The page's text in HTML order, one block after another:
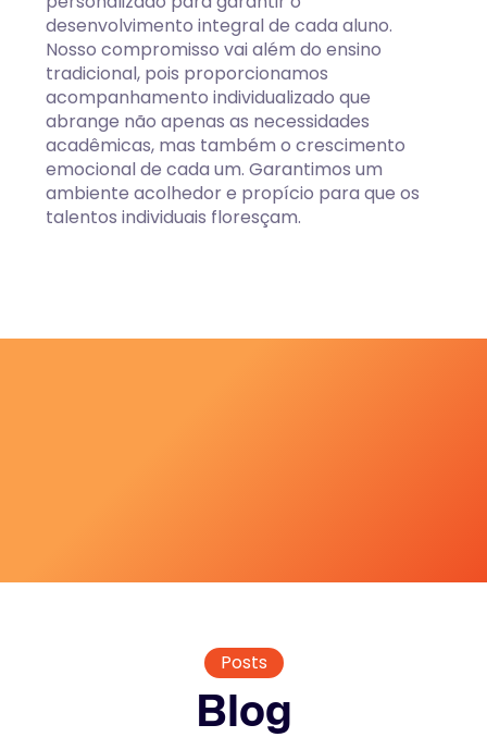
desenvolvimento integral de cada aluno.
Nosso compromisso vai além do ensino
tradicional, pois proporcionamos
acompanhamento individualizado que
abrange não apenas as necessidades
acadêmicas, mas também o crescimento
emocional de cada um. Garantimos um
ambiente acolhedor e propício para que os
talentos individuais floresçam.
Posts
Blog